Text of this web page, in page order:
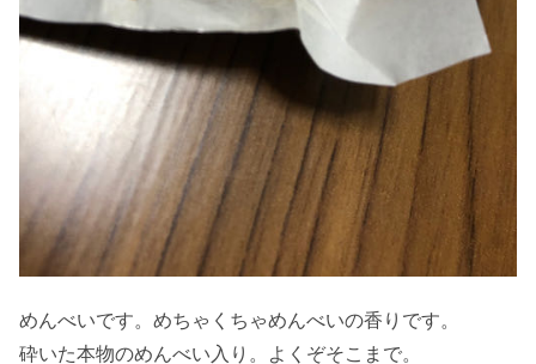
めんべいです。めちゃくちゃめんべいの香りです。
砕いた本物のめんべい入り。よくぞそこまで。